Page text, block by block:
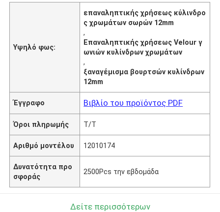
Υψηλό φως:
επαναληπτικής χρήσεως κύλινδρο
ς χρωμάτων σωρών 12mm
,
Επαναληπτικής χρήσεως Velour γ
ωνιών κυλίνδρων χρωμάτων
,
ξαναγέμισμα βουρτσών κυλίνδρων
12mm
Έγγραφο Βιβλίο του προϊόντος PDF
Όροι πληρωμής T/T
Αριθμό μοντέλου 12010174
Δυνατότητα προ
σφοράς
2500Pcs την εβδομάδα
Δείτε περισσότερων